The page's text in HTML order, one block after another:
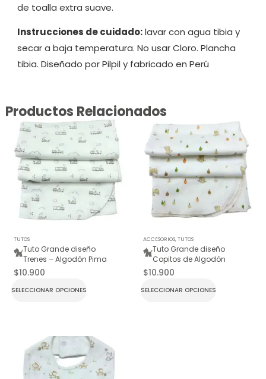
de toalla extra suave.
Instrucciones de cuidado:lavar con agua tibia y
secar a baja temperatura. No usar Cloro. Plancha
tibia. Diseñado por Pilpil y fabricado en Perú
Productos Relacionados
TUTOS
Tuto Grande diseño
Trenes – Algodón Pima
$10.900
SELECCIONAR OPCIONES
ACCESORIOS,TUTOS
Tuto Grande diseño
Copitos de Algodón
$10.900
SELECCIONAR OPCIONES